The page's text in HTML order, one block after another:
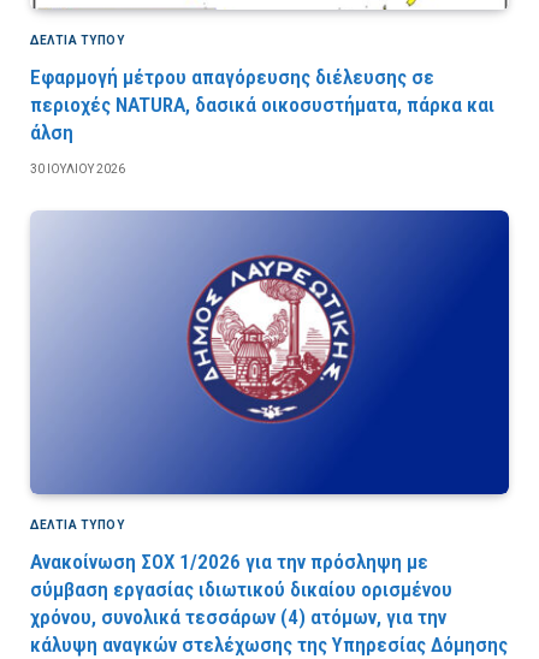
ΔΕΛΤΙΑ ΤΥΠΟΥ
Εφαρμογή μέτρου απαγόρευσης διέλευσης σε
περιοχές NATURA, δασικά οικοσυστήματα, πάρκα και
άλση
30 ΙΟΥΛΊΟΥ 2026
ΔΕΛΤΙΑ ΤΥΠΟΥ
Ανακοίνωση ΣΟΧ 1/2026 για την πρόσληψη με
σύμβαση εργασίας ιδιωτικού δικαίου ορισμένου
χρόνου, συνολικά τεσσάρων (4) ατόμων, για την
κάλυψη αναγκών στελέχωσης της Υπηρεσίας Δόμησης